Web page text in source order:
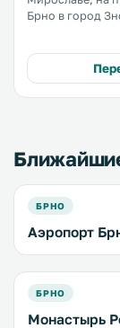
Брно в город Зноймо. К
отеля
БРНО
Аэропорт
БРНО
Монастырь